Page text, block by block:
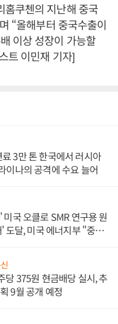
홈쿠첸의 지난해 중국
“올해부터 중국수출이
이상 성장이 가능할
트 이민재 기자]
3만 톤 한국에서 러시아
이나의 공격에 수요 늘어
국 오클로 SMR 연구용 원
도달, 미국 에너지부 "중요
당 375원 현금배당 실시, 추
9월 공개 예정